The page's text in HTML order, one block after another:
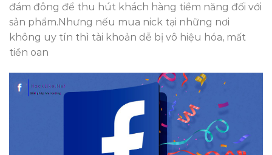
đám đông để thu hút khách hàng tiềm năng đối với
sản phẩm.Nhưng nếu mua nick tại những nơi
không uy tín thì tài khoản dễ bị vô hiệu hóa, mất
tiền oan